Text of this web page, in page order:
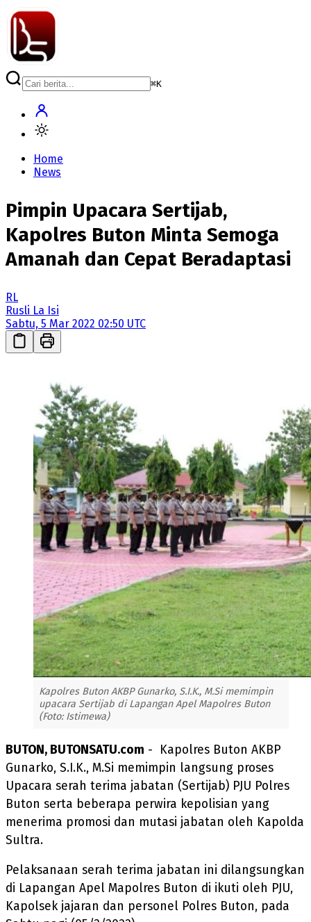
⌘K
Home
News
Pimpin Upacara Sertijab,
Kapolres Buton Minta Semoga
Amanah dan Cepat Beradaptasi
RL
Rusli La Isi
Sabtu, 5 Mar 2022 02:50 UTC
Kapolres Buton AKBP Gunarko, S.I.K., M.Si memimpin
upacara Sertijab di Lapangan Apel Mapolres Buton
(Foto: Istimewa)
BUTON, BUTONSATU.com - Kapolres Buton AKBP
Gunarko, S.I.K., M.Si memimpin langsung proses
Upacara serah terima jabatan (Sertijab) PJU Polres
Buton serta beberapa perwira kepolisian yang
menerima promosi dan mutasi jabatan oleh Kapolda
Sultra.
Pelaksanaan serah terima jabatan ini dilangsungkan
di Lapangan Apel Mapolres Buton di ikuti oleh PJU,
Kapolsek jajaran dan personel Polres Buton, pada